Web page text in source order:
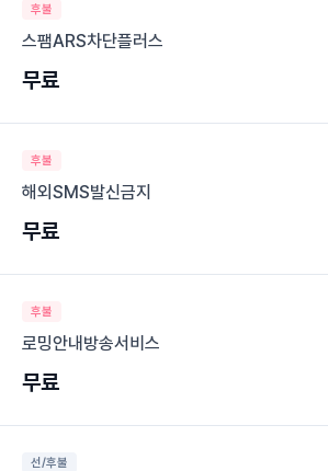
후불
스팸ARS차단플러스
무료
후불
해외SMS발신금지
무료
후불
로밍안내방송서비스
무료
선/후불